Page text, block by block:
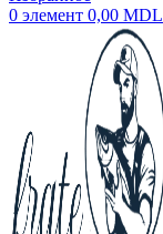
0 элемент 0,00 MDL